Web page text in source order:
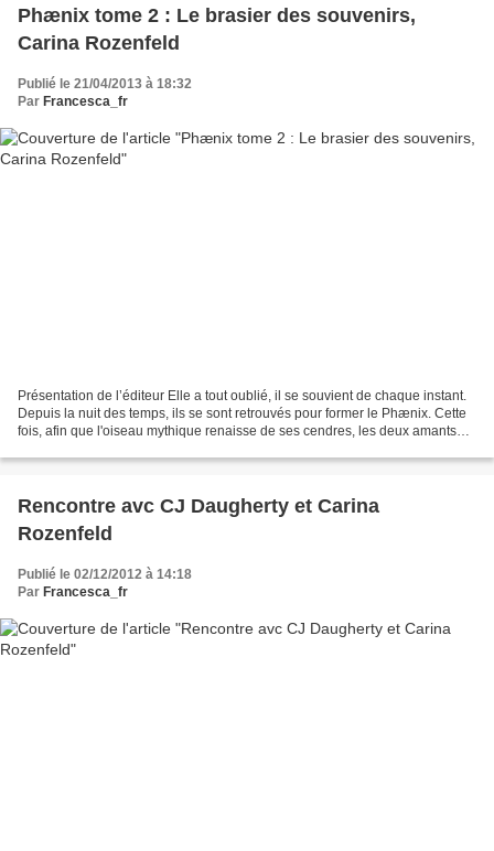
Phænix tome 2 : Le brasier des souvenirs,
Carina Rozenfeld
Publié le 21/04/2013 à 18:32
Par Francesca_fr
Présentation de l’éditeur Elle a tout oublié, il se souvient de chaque instant.
Depuis la nuit des temps, ils se sont retrouvés pour former le Phænix. Cette
fois, afin que l'oiseau mythique renaisse de ses cendres, les deux amants
Rencontre avc CJ Daugherty et Carina
Rozenfeld
Publié le 02/12/2012 à 14:18
Par Francesca_fr